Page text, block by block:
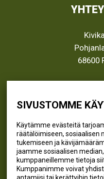
SIVUSTOMME
Käytämme evästeitä
räätälöimiseen, sosiaalisen
tukemiseen ja
jaamme sosiaalisen
kumppaneillemme tietoja
Kumppanimme voivat
antamiisi tai kerättyihin
68600
(06)